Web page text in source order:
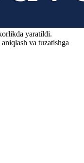
yaratildi.
va tuzatishga